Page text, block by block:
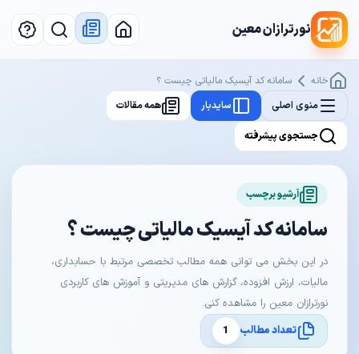
نورترازان معین
خانه
سامانه کد آیسیک مالیاتی چیست ؟
منوی اصلی
سایدبار همه مقالات
جستجوی پیشرفته
آرشیو برچسب
سامانه کد آیسیک مالیاتی چیست ؟
در این بخش می توانی همه مطالب تخصصی مرتبط با حسابداری،
مالیات، ارزش افزوده، گزارش های مدیریتی و آموزش های کاربردی
نورترازان معین را مشاهده کنی.
تعداد مطالب
1